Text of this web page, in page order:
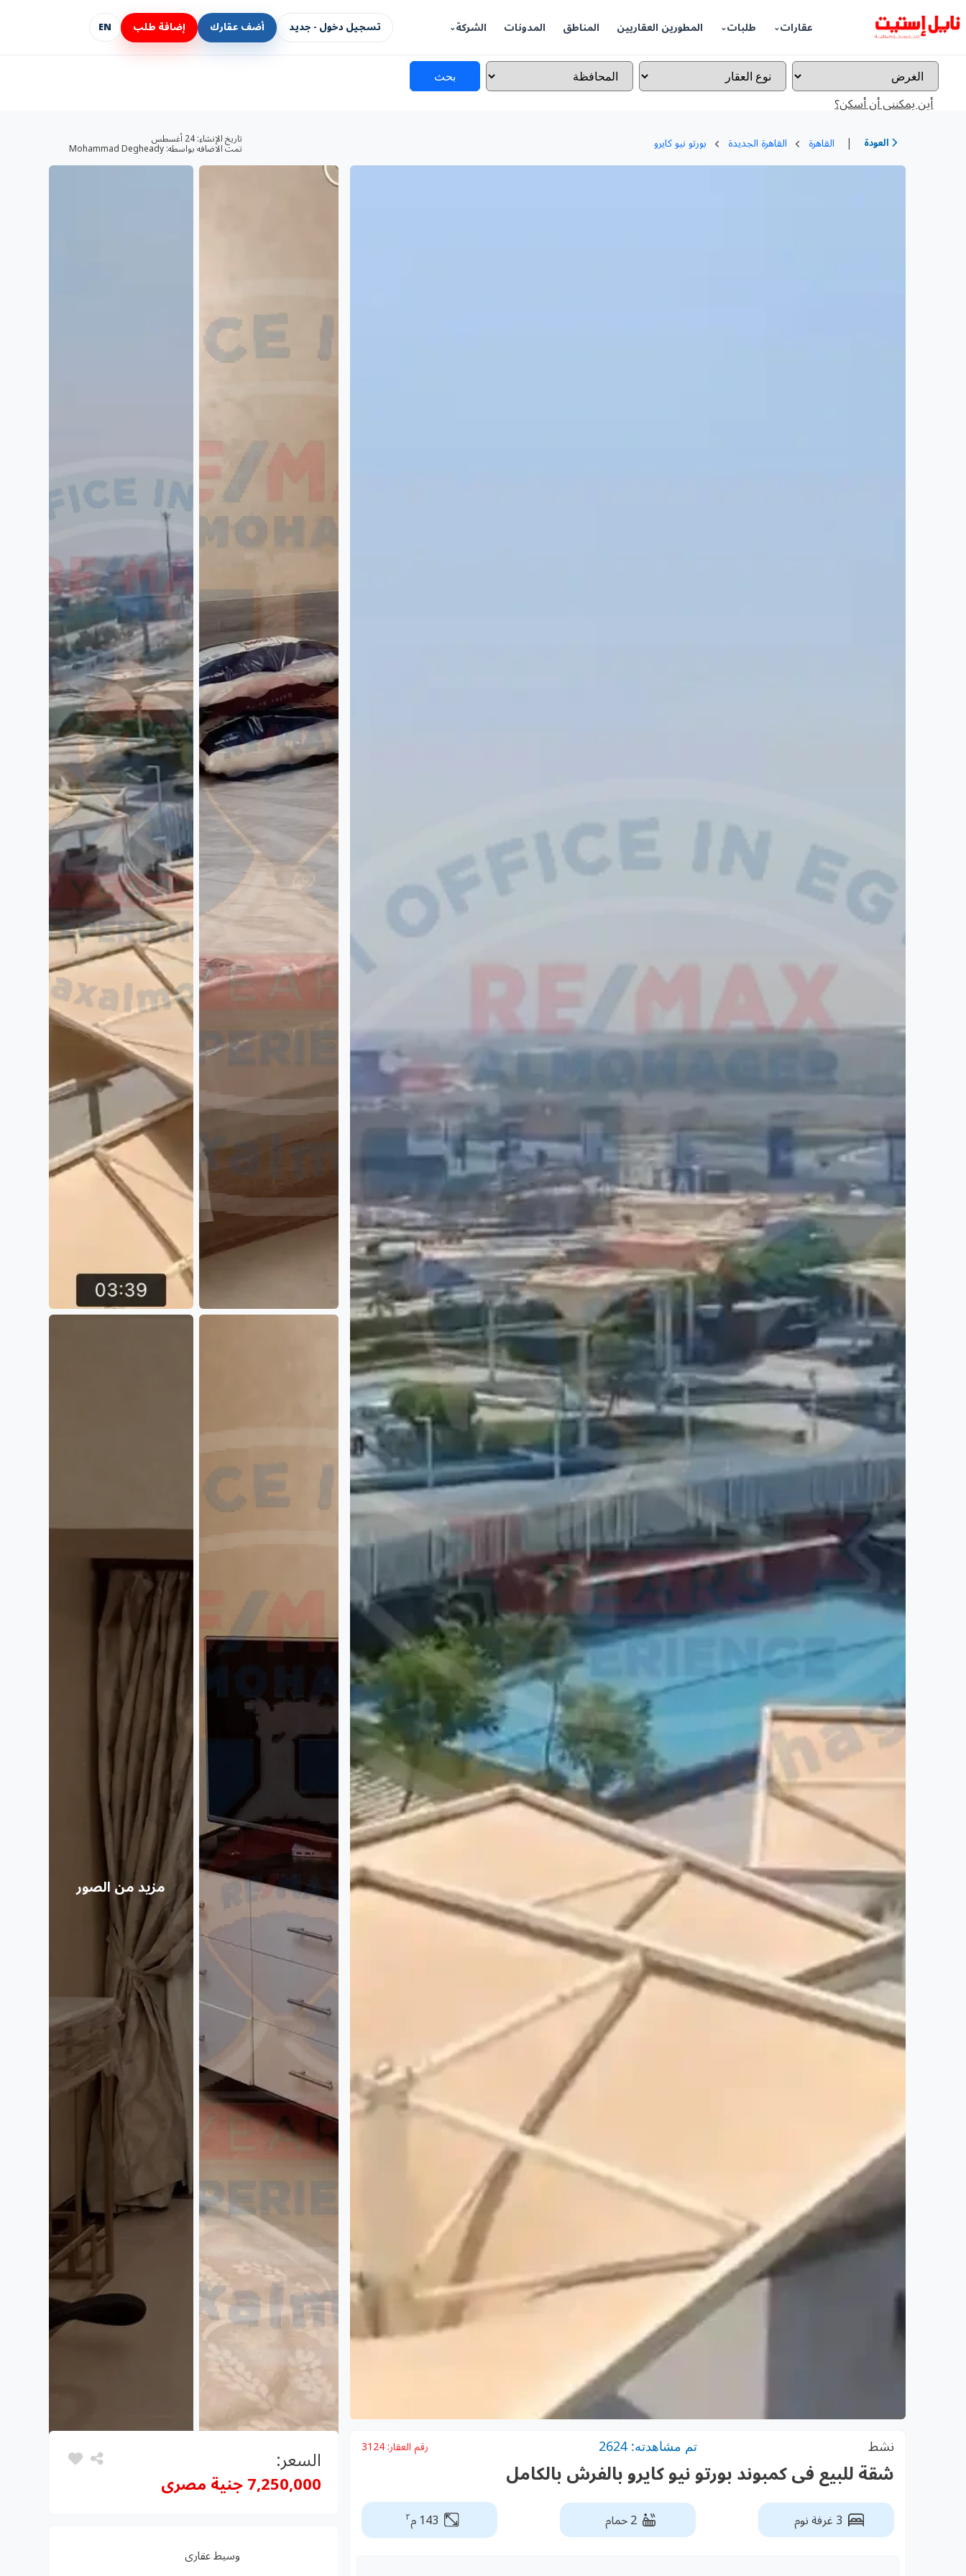
عقارات طلبات المطورين العقاريين المناطق المدونات الشركة تسجيل دخول - جديد أضف عقارك إضافة طلب EN
بحث
أين يمكننى أن أسكن؟
العودة | القاهرة القاهرة الجديدة بورتو نيو كايرو تاريخ الإنشاء: 24 أغسطس
تمت الاضافه بواسطه: Mohammad Degheady
مزيد من الصور
السعر:
7,250,000 جنية مصرى
وسيط عقارى
نشط تم مشاهدته: 2624 رقم العقار:3124
شقة للبيع فى كمبوند بورتو نيو كايرو بالفرش بالكامل
3 غرفة نوم 2 حمام 143 م ٢